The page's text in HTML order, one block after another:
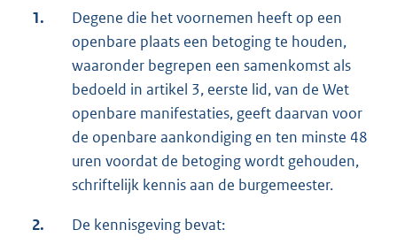
1.
Degene die het voornemen heeft op een
openbare plaats een betoging te houden,
waaronder begrepen een samenkomst als
bedoeld in artikel 3, eerste lid, van de Wet
openbare manifestaties, geeft daarvan voor
de openbare aankondiging en ten minste 48
uren voordat de betoging wordt gehouden,
schriftelijk kennis aan de burgemeester.
2. De kennisgeving bevat: